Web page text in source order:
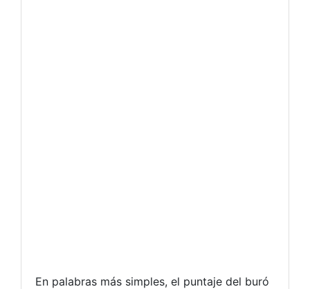
En palabras más simples, el puntaje del buró